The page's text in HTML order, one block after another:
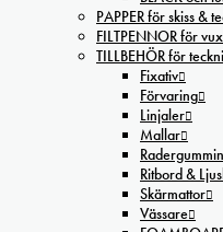
PAPPER för skiss &
FILTPENNOR för
TILLBEHÖR för
Fixativ
Förvaring
Linjaler
Mallar
Radergummin
Ritbord &
Skärmattor
Vässare